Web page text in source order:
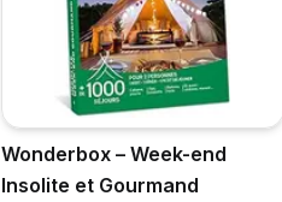
Wonderbox – Week-end
Insolite et Gourmand